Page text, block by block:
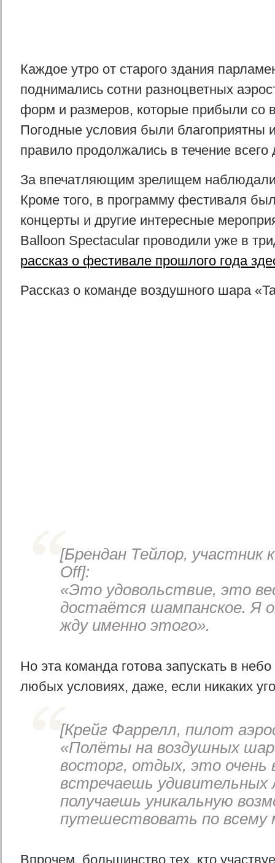
Каждое утро от старого здания
поднимались сотни разноцветных
форм и размеров, которые прибыли со
Погодные условия были благоприятны
правило продолжались в течение всего
За впечатляющим зрелищем наблюдали
Кроме того, в программу фестиваля
концерты и другие интересные
Balloon Spectacular проводили уже в
рассказ о фестивале прошлого года
Рассказ о команде воздушного шара
[Брендан Тейлор, участник
Off]:
«Это удовольствие, это
достаётся шампанское. Я
жду именно этого».
Но эта команда готова запускать в
любых условиях, даже, если никаких
[Крейг Фаррелл, пилот
«Полёты на воздушных
восторг, отдых, это очень
встречаешь удивительных
получаешь уникальную
путешествовать по всему
Впрочем, большинство тех, кто